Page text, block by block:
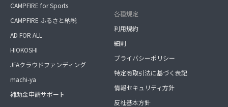
CAMPFIRE for Sports
CAMPFIRE ふるさと納税
AD FOR ALL
HIOKOSHI
JFAクラウドファンディング
machi-ya
補助金申請サポート
各種規定
利用規約
細則
プライバシーポリシー
特定商取引法に基づく表記
情報セキュリティ方針
反社基本方針